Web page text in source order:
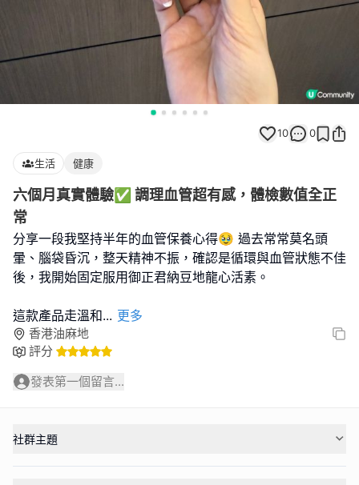
10 0
生活 健康
六個月真實體驗✅ 調理血管超有感，體檢數值全正
常
分享一段我堅持半年的血管保養心得🥹 過去常常莫名頭
暈、腦袋昏沉，整天精神不振，確認是循環與血管狀態不佳
後，我開始固定服用御正君納豆地龍心活素。
這款產品走溫和... 更多
香港油麻地
評分
發表第一個留言...
社群主題